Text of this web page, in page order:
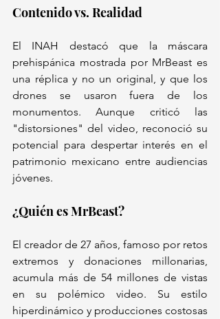
Contenido vs. Realidad
El INAH destacó que la máscara
prehispánica mostrada por MrBeast es
una réplica y no un original, y que los
drones se usaron fuera de los
monumentos. Aunque criticó las
"distorsiones" del video, reconoció su
potencial para despertar interés en el
patrimonio mexicano entre audiencias
jóvenes.
¿Quién es MrBeast?
El creador de 27 años, famoso por retos
extremos y donaciones millonarias,
acumula más de 54 millones de vistas
en su polémico video. Su estilo
hiperdinámico y producciones costosas